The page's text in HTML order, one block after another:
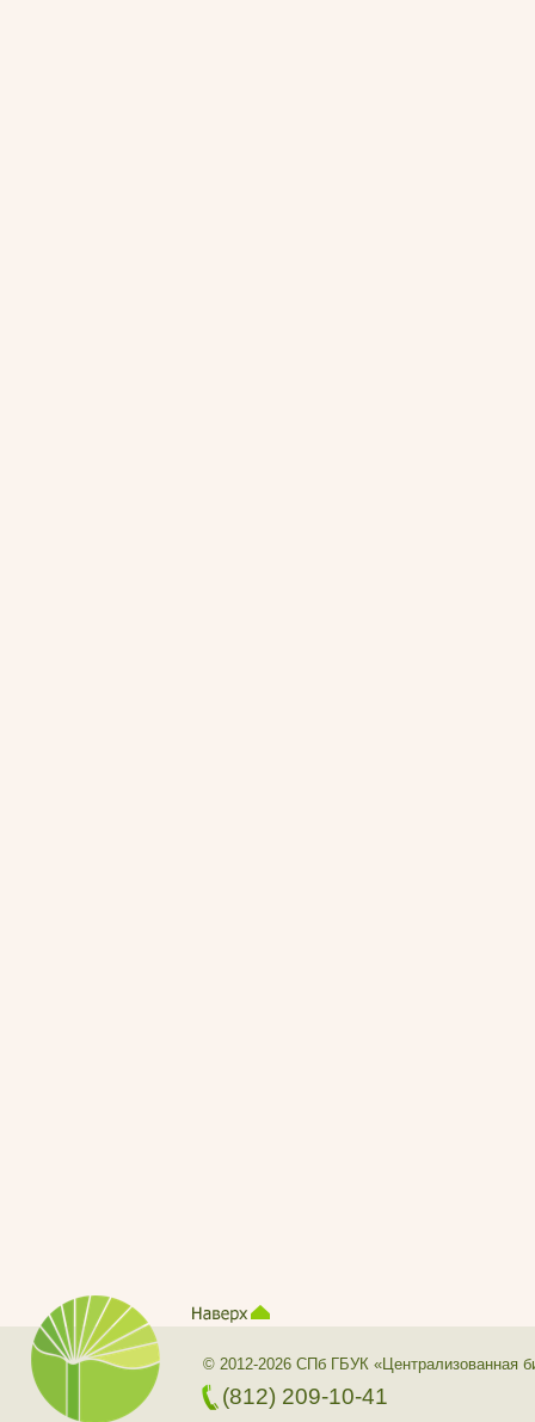
© 2012-2026 СПб ГБУК «Централизованная
(812) 209-10-41